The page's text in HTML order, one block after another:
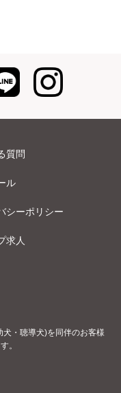
質問
ル
シーポリシー
求人
・聴導犬)を同伴のお客様
。